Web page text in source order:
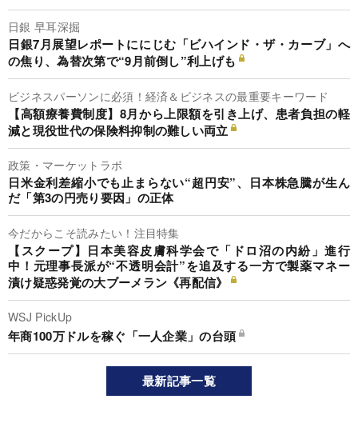
日銀 早耳深掘
日銀7月展望レポートににじむ「ビハインド・ザ・カーブ」へ
の焦り、為替次第で“9月前倒し”利上げも
ビジネスパーソンに必須！経済＆ビジネスの最重要キーワード
【高額療養費制度】8月から上限額を引き上げ、患者負担の軽
減と現役世代の保険料抑制の難しい両立
政策・マーケットラボ
日米金利差縮小でも止まらない“超円安”、日本株急騰が生ん
だ「第3の円売り要因」の正体
今だからこそ読みたい！注目特集
【スクープ】日本美容皮膚科学会で「ドロ沼の内紛」進行
中！元理事長派が“不透明会計”を追及する一方で製薬マネー
漬け疑惑発覚の大ブーメラン《再配信》
WSJ PickUp
年商100万ドルを稼ぐ「一人企業」の台頭
最新記事一覧